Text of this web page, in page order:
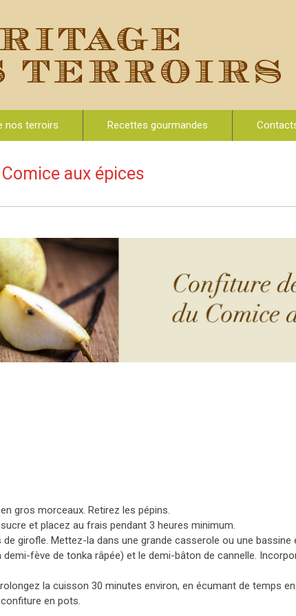
nos terroirs Recettes gourmandes
aux épices
gros morceaux. Retirez les pépins.
et placez au frais pendant 3 heures minimum.
girofle. Mettez-la dans une grande casserole ou une bassine
fève de tonka râpée) et le demi-bâton de cannelle.
la cuisson 30 minutes environ, en écumant de temps
en pots.